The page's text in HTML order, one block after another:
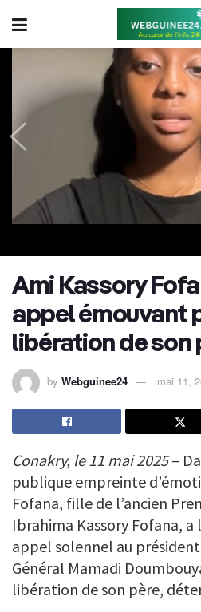
Ami Kassory
appel émouvant
libération de son
by Webguinee24 mai 11,
Conakry, le 11 mai 2025–
publique empreinte
Fofana, fille de l’ancien
Ibrahima Kassory Fofana, a
appel solennel au
Général Mamadi
libération de son père,